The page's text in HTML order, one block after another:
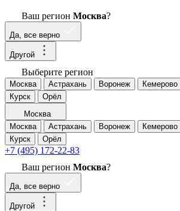
Ваш регион Москва?
Да, все верно
Другой
Выберите регион
Москва Астрахань Воронеж Кемерово
Курск
Орёл
Москва
Москва
Астрахань Воронеж Кемерово
Курск
Орёл
+7 (495) 172-22-83
Ваш регион Москва?
Да, все верно
Другой